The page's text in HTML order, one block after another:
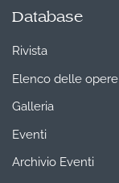
Database
Rivista
Elenco delle opere
Galleria
Eventi
Archivio Eventi